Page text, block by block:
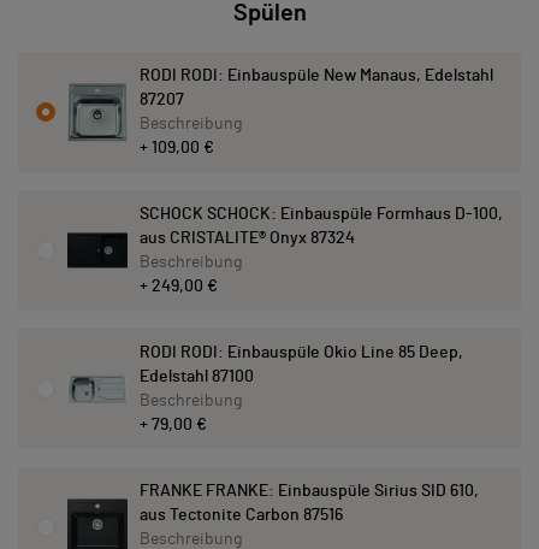
Spülen
RODI RODI: Einbauspüle New Manaus, Edelstahl
87207
+ 109,00 €
Beschreibung
SCHOCK SCHOCK: Einbauspüle Formhaus D-100,
aus CRISTALITE® Onyx 87324
+ 249,00 €
Beschreibung
RODI RODI: Einbauspüle Okio Line 85 Deep,
Edelstahl 87100
+ 79,00 €
Beschreibung
FRANKE FRANKE: Einbauspüle Sirius SID 610,
aus Tectonite Carbon 87516
Beschreibung